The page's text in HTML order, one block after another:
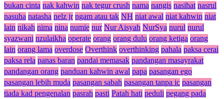
bukan cinta nak kahwin nak tegur crush nama nangis nasihat nasrul
nasuha natasha nelz jr ngam atau tak NH niat awal niat kahwin niat
lain nikah nima nina numie nur Nur Aisyah NurSya nurul nurul
syazwani nzulaikha operate orang orang dulu orang ketiga orang
lain orang lama overdose Overthink overthinking pahala paksa cerai
paksa rela panas baran pandai memasak pandangan masayrakat
pandangan orang panduan kahwin awal papa pasangan ego
pasangan lebih muda pasangan sabah pasangan tanpa ic pasangan
tiada kad pengenalan pasrah pasti Patah hati peduli pegang pada